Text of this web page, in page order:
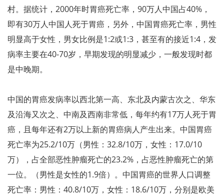
村。据统计，2000年时胃癌死亡率，90万人中国占40%，
即有30万人中国人死于胃癌，另外，中国胃癌死亡率，男性
明显高于女性，男女比例是1:2或1:3，甚至有的接近1:4，发
病率主要在40-70岁，早期发现的明显减少，一般发现时都
是中晚期。
中国的胃癌发病率以西北第一高、东北及内蒙古次之、华东
及沿海又次之、中南及西南非常低，每年约有17万人死于胃
癌，且每年还有2万以上新的胃癌病人产生出来。中国胃癌
死亡率为25.2/10万（男性：32.8/10万，女性：17.0/10
万），占全部恶性肿瘤死亡的23.2%，占恶性肿瘤死亡的第
一位。（男性是女性的1.9倍）。中国胃癌的世界人口调整
死亡率：男性：40.8/10万，女性：18.6/10万，分别是欧美